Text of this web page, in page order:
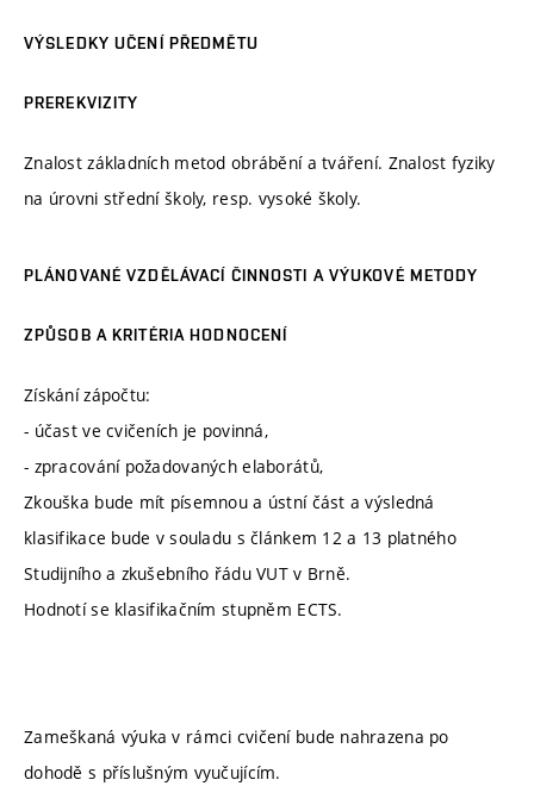
VÝSLEDKY UČENÍ PŘEDMĚTU
PREREKVIZITY
Znalost základních metod obrábění a tváření. Znalost fyziky
na úrovni střední školy, resp. vysoké školy.
PLÁNOVANÉ VZDĚLÁVACÍ ČINNOSTI A VÝUKOVÉ METODY
ZPŮSOB A KRITÉRIA HODNOCENÍ
Získání zápočtu:
- účast ve cvičeních je povinná,
- zpracování požadovaných elaborátů,
Zkouška bude mít písemnou a ústní část a výsledná
klasifikace bude v souladu s článkem 12 a 13 platného
Studijního a zkušebního řádu VUT v Brně.
Hodnotí se klasifikačním stupněm ECTS.
Zameškaná výuka v rámci cvičení bude nahrazena po
dohodě s příslušným vyučujícím.